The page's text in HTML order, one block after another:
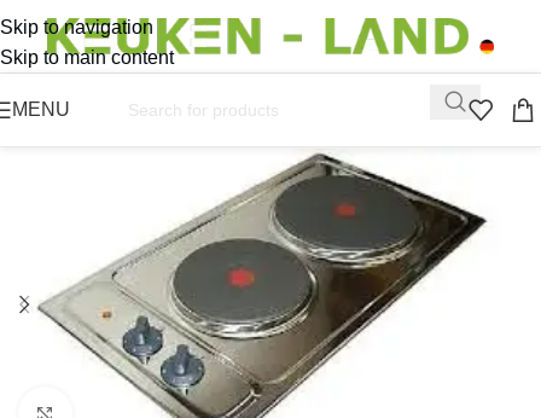
Skip to navigation
Skip to main content
MENU
Click to enlarge